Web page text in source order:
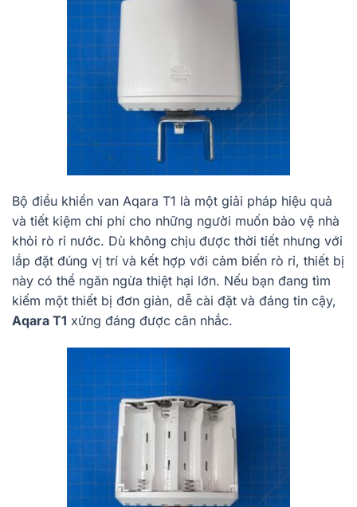
Bộ điều khiển van Aqara T1 là một giải pháp hiệu quả
và tiết kiệm chi phí cho những người muốn bảo vệ nhà
khỏi rò rỉ nước. Dù không chịu được thời tiết nhưng với
lắp đặt đúng vị trí và kết hợp với cảm biến rò rỉ, thiết bị
này có thể ngăn ngừa thiệt hại lớn. Nếu bạn đang tìm
kiếm một thiết bị đơn giản, dễ cài đặt và đáng tin cậy,
Aqara T1 xứng đáng được cân nhắc.